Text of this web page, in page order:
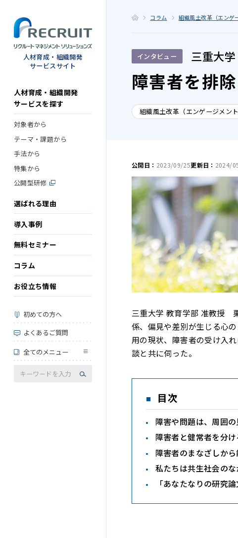
人材育成・組織開発
サービスサイト
人材育成・組織開発
サービスを探す
対象者から
テーマ・課題から
手法から
特集から
公開型研修
選ばれる理由
導入事例
無料セミナー
コラム
お役立ち情報
初めての方へ
よくあるご質問
全てのメニュー
コラム 組織風土改革（エンゲ
インタビュー 三重大
障害者を排
組織風土改革（エンゲージメント
公開日： 2023/09/25更新日： 2024/
三重大学 教育学部 准教授
係、偏見や差別が生じる心
用の現状、障害者の受け入
談と共に伺った。
目次
障害や問題は、周囲
障害者と健常者を分
障害者のまなざしか
私たちは共生社会の
「あなたなりの研究